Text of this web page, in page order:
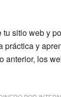
sitio web y
y
anterior, los